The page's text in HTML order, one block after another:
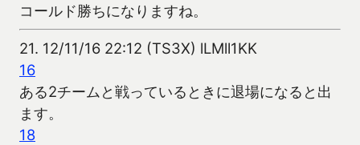
コールド勝ちになりますね。
21. 12/11/16 22:12 (TS3X) lLMll1KK
16
ある2チームと戦っているときに退場になると出
ます。
18